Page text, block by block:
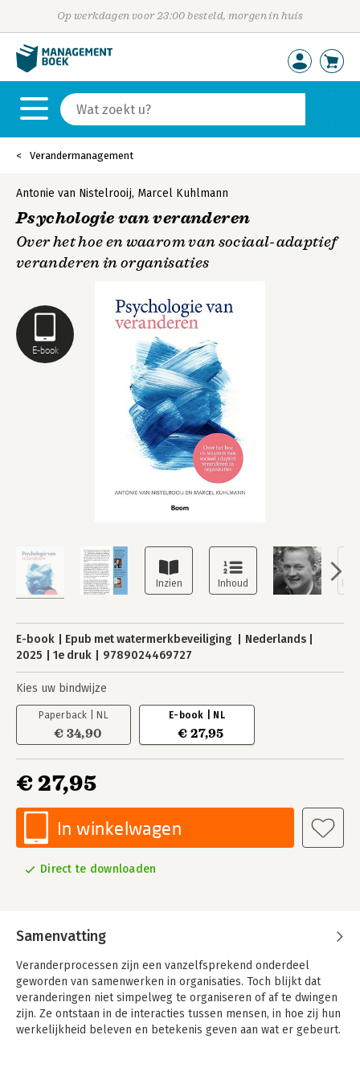
Op werkdagen voor 23:00 besteld, morgen in huis
Verandermanagement
E-book
Antonie van Nistelrooij, Marcel Kuhlmann
Psychologie van veranderen
Over het hoe en waarom van sociaal-adaptief
veranderen in organisaties
E-book Epub met watermerkbeveiliging
Nederlands
2025
1e druk 9789024469727
Kies uw bindwijze
Paperback | NL
€ 34,90
E-book | NL
€ 27,95
€ 27,95
In winkelwagen
Direct te downloaden
Samenvatting
Veranderprocessen zijn een vanzelfsprekend onderdeel
geworden van samenwerken in organisaties. Toch blijkt dat
veranderingen niet simpelweg te organiseren of af te dwingen
zijn. Ze ontstaan in de interacties tussen mensen, in hoe zij hun
werkelijkheid beleven en betekenis geven aan wat er gebeurt.